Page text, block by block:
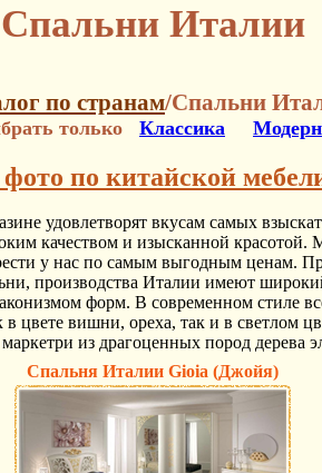
Спальни Италии
по странам/Спальни
только Классика Модерн
по китайской
удовлетворят вкусам самых
качеством и изысканной красотой.
у нас по самым выгодным ценам.
производства Италии имеют
форм. В современном стиле
цвете вишни, ореха, так и в светлом
из драгоценных пород дерева
Спальня Италии Gioia (Джойя)